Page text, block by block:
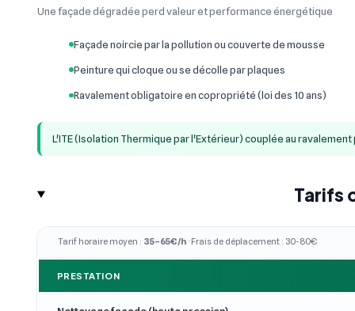
Une façade dégradée perd valeur et performance énergétique
Façade noircie par la pollution ou couverte de mousse
Peinture qui cloque ou se décolle par plaques
Ravalement obligatoire en copropriété (loi des 10 ans)
L'ITE (Isolation Thermique par l'Extérieur) couplée au
Tarifs
Tarif horaire moyen : 35–65€/h · Frais de déplacement : 30-80€
PRESTATION